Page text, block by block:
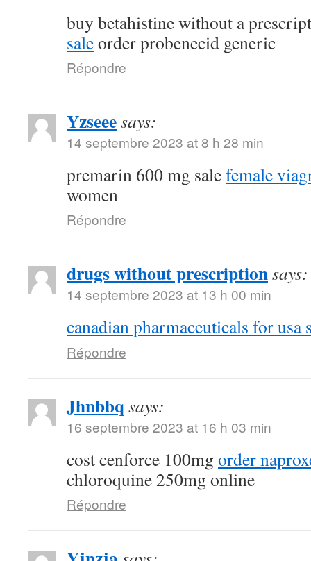
buy betahistine without a
saleorder probenecid generic
Répondre
Yzseeesays:
14 septembre 2023 at 8 h 28 min
premarin 600 mg salefemale
women
Répondre
drugs without prescriptionsays:
14 septembre 2023 at 13 h 00 min
canadian pharmaceuticals for usa
Répondre
Jhnbbq says:
16 septembre 2023 at 16 h 03 min
cost cenforce 100mg order
chloroquine 250mg online
Répondre